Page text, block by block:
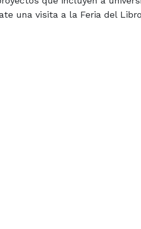
una visita a la Feria del